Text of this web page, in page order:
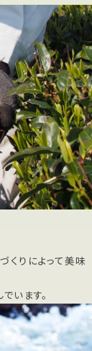
くりによって美味
います。